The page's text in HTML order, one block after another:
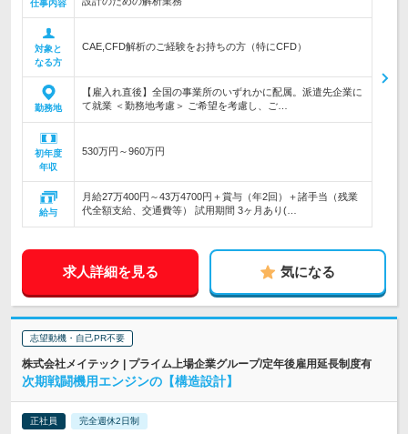
仕事内容
対象と
なる方
CAE,CFD解析のご経験をお持ちの方（特にCFD）
勤務地
【雇入れ直後】全国の事業所のいずれかに配属。派遣先企業に
て就業 ＜勤務地考慮＞ ご希望を考慮し、ご…
初年度
年収
530万円～960万円
給与
月給27万400円～43万4700円＋賞与（年2回）＋諸手当（残業
代全額支給、交通費等） 試用期間 3ヶ月あり(…
求人詳細を見る 気になる
志望動機・自己PR不要
株式会社メイテック | プライム上場企業グループ/定年後雇用延長制度有
次期戦闘機用エンジンの【構造設計】
正社員 完全週休2日制